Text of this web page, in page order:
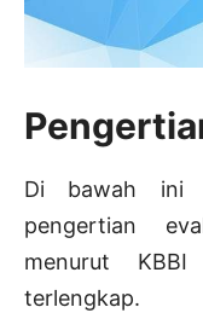
Di bawah ini
pengertian
menurut
terlengkap.